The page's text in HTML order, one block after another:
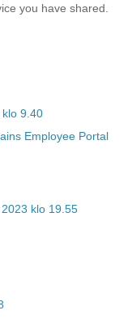
you have shared.
9.40
Employee Portal
klo 19.55